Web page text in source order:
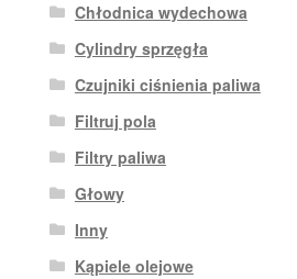
Chłodnica wydechowa
Cylindry sprzęgła
Czujniki ciśnienia paliwa
Filtruj pola
Filtry paliwa
Głowy
Inny
Kąpiele olejowe